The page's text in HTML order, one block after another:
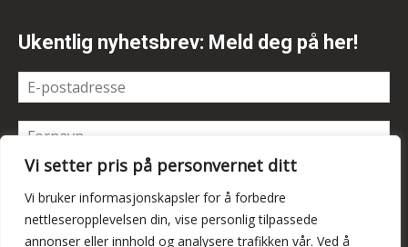
Vi setter pris på personvernet ditt
Vi bruker informasjonskapsler for å forbedre
nettleseropplevelsen din, vise personlig tilpassede
annonser eller innhold og analysere trafikken vår. Ved å
Ukentlig nyhetsbrev: Meld deg på her!